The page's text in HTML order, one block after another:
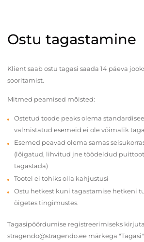
Ostu tagastamine
Klient saab ostu tagasi saada 14 päeva
sooritamist.
Mitmed peamised mõisted:
Ostetud toode peaks olema
valmistatud esemeid ei ole võimalik
Esemed peavad olema samas
(lõigatud, lihvitud jne töödeldud
tagastada)
Tootel ei tohiks olla kahjustusi
Ostu hetkest kuni tagastamise hetkeni
õigetes tingimustes.
Tagasipöördumise registreerimiseks
stragendo@stragendo.ee märkega "Tagasi".